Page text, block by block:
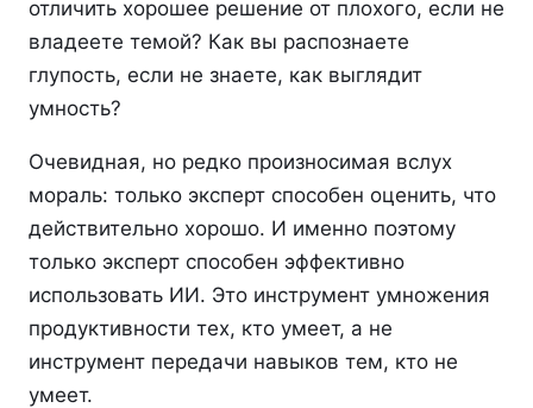
отличить хорошее решение от плохого, если не
владеете темой? Как вы распознаете
глупость, если не знаете, как выглядит
умность?
Очевидная, но редко произносимая вслух
мораль: только эксперт способен оценить, что
действительно хорошо. И именно поэтому
только эксперт способен эффективно
использовать ИИ. Это инструмент умножения
продуктивности тех, кто умеет, а не
инструмент передачи навыков тем, кто не
умеет.